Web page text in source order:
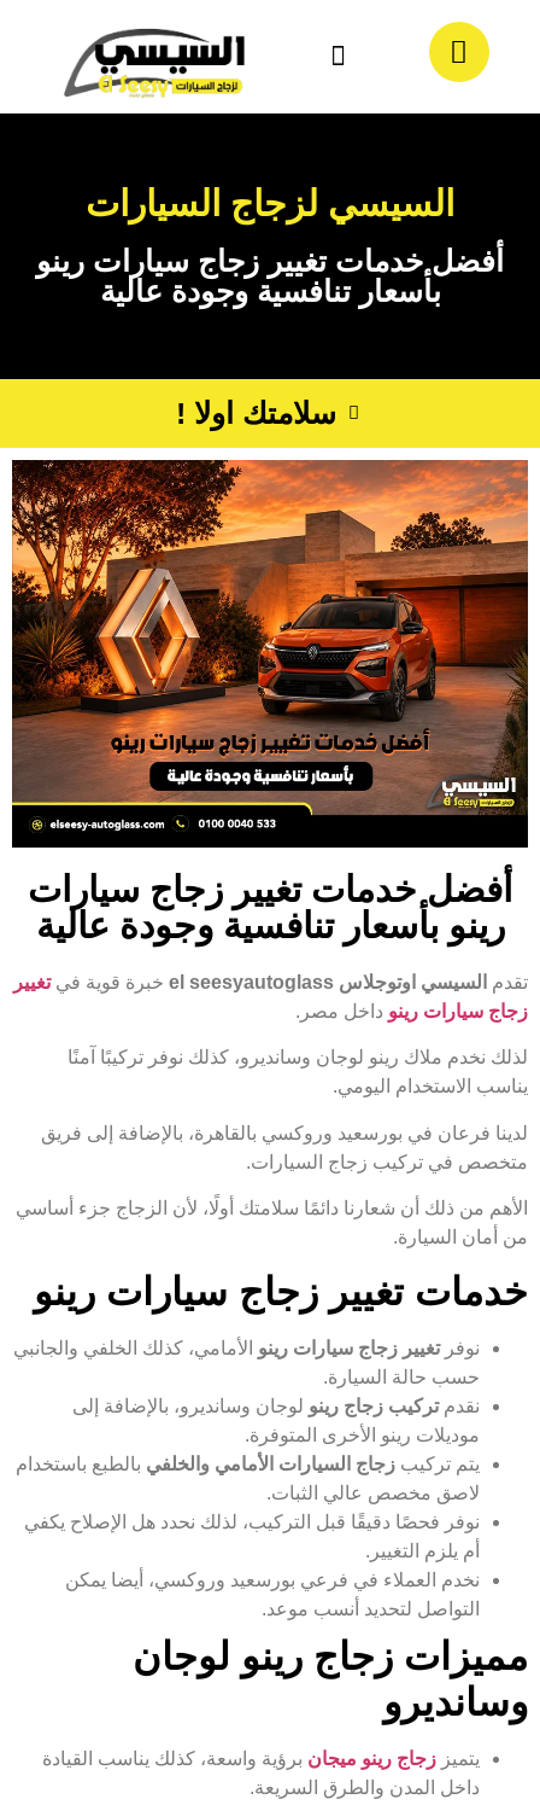
السيسي لزجاج السيارات
أفضل خدمات تغيير زجاج سيارات رينو
بأسعار تنافسية وجودة عالية
سلامتك اولا !
أفضل خدمات تغيير زجاج سيارات
رينو بأسعار تنافسية وجودة عالية
تقدم السيسي اوتوجلاس el seesyautoglass خبرة قوية فيتغيير
زجاج سيارات رينو داخل مصر.
لذلك نخدم ملاك رينو لوجان وسانديرو، كذلك نوفر تركيبًا آمنًا
يناسب الاستخدام اليومي.
لدينا فرعان في بورسعيد وروكسي بالقاهرة، بالإضافة إلى فريق
متخصص في تركيب زجاج السيارات.
الأهم من ذلك أن شعارنا دائمًا سلامتك أولًا، لأن الزجاج جزء أساسي
من أمان السيارة.
خدمات تغيير زجاج سيارات رينو
نوفرتغيير زجاج سيارات رينو الأمامي، كذلك الخلفي والجانبي
حسب حالة السيارة.
نقدمتركيب زجاج رينو لوجان وسانديرو، بالإضافة إلى
موديلات رينو الأخرى المتوفرة.
يتم تركيب زجاج السيارات الأمامي والخلفي بالطبع باستخدام
لاصق مخصص عالي الثبات.
نوفر فحصًا دقيقًا قبل التركيب، لذلك نحدد هل الإصلاح يكفي
أم يلزم التغيير.
نخدم العملاء في فرعي بورسعيد وروكسي، أيضا يمكن
التواصل لتحديد أنسب موعد.
مميزات زجاج رينو لوجان
وسانديرو
يتميز زجاج رينو ميجان برؤية واسعة، كذلك يناسب القيادة
داخل المدن والطرق السريعة.